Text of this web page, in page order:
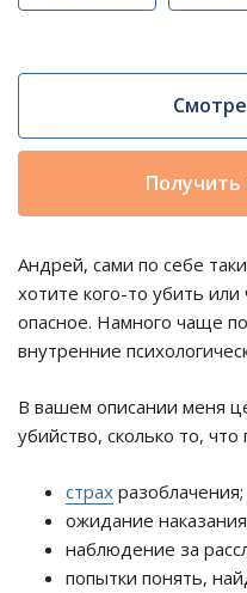
Андрей, сами по себе
хотите кого-то убить
опасное. Намного чаще
внутренние
В вашем описании меня
убийство, сколько то,
страх разоблачения;
ожидание
наблюдение за
попытки понять,